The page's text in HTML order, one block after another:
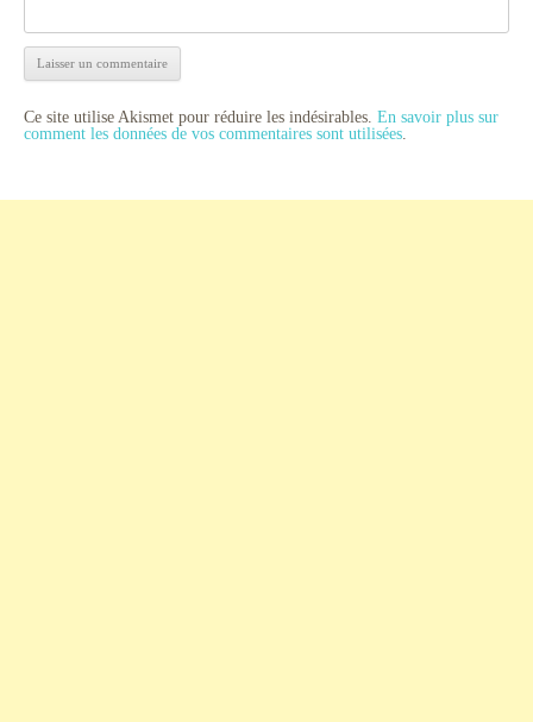
Ce site utilise Akismet pour réduire les indésirables. En savoir plus sur
comment les données de vos commentaires sont utilisées.